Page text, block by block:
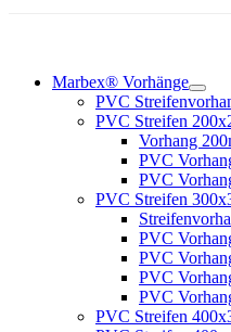
Marbex® Vorhänge
PVC
PVC Streifen
Vorhang
PVC
PVC
PVC Streifen
PVC
PVC
PVC
PVC
PVC Streifen